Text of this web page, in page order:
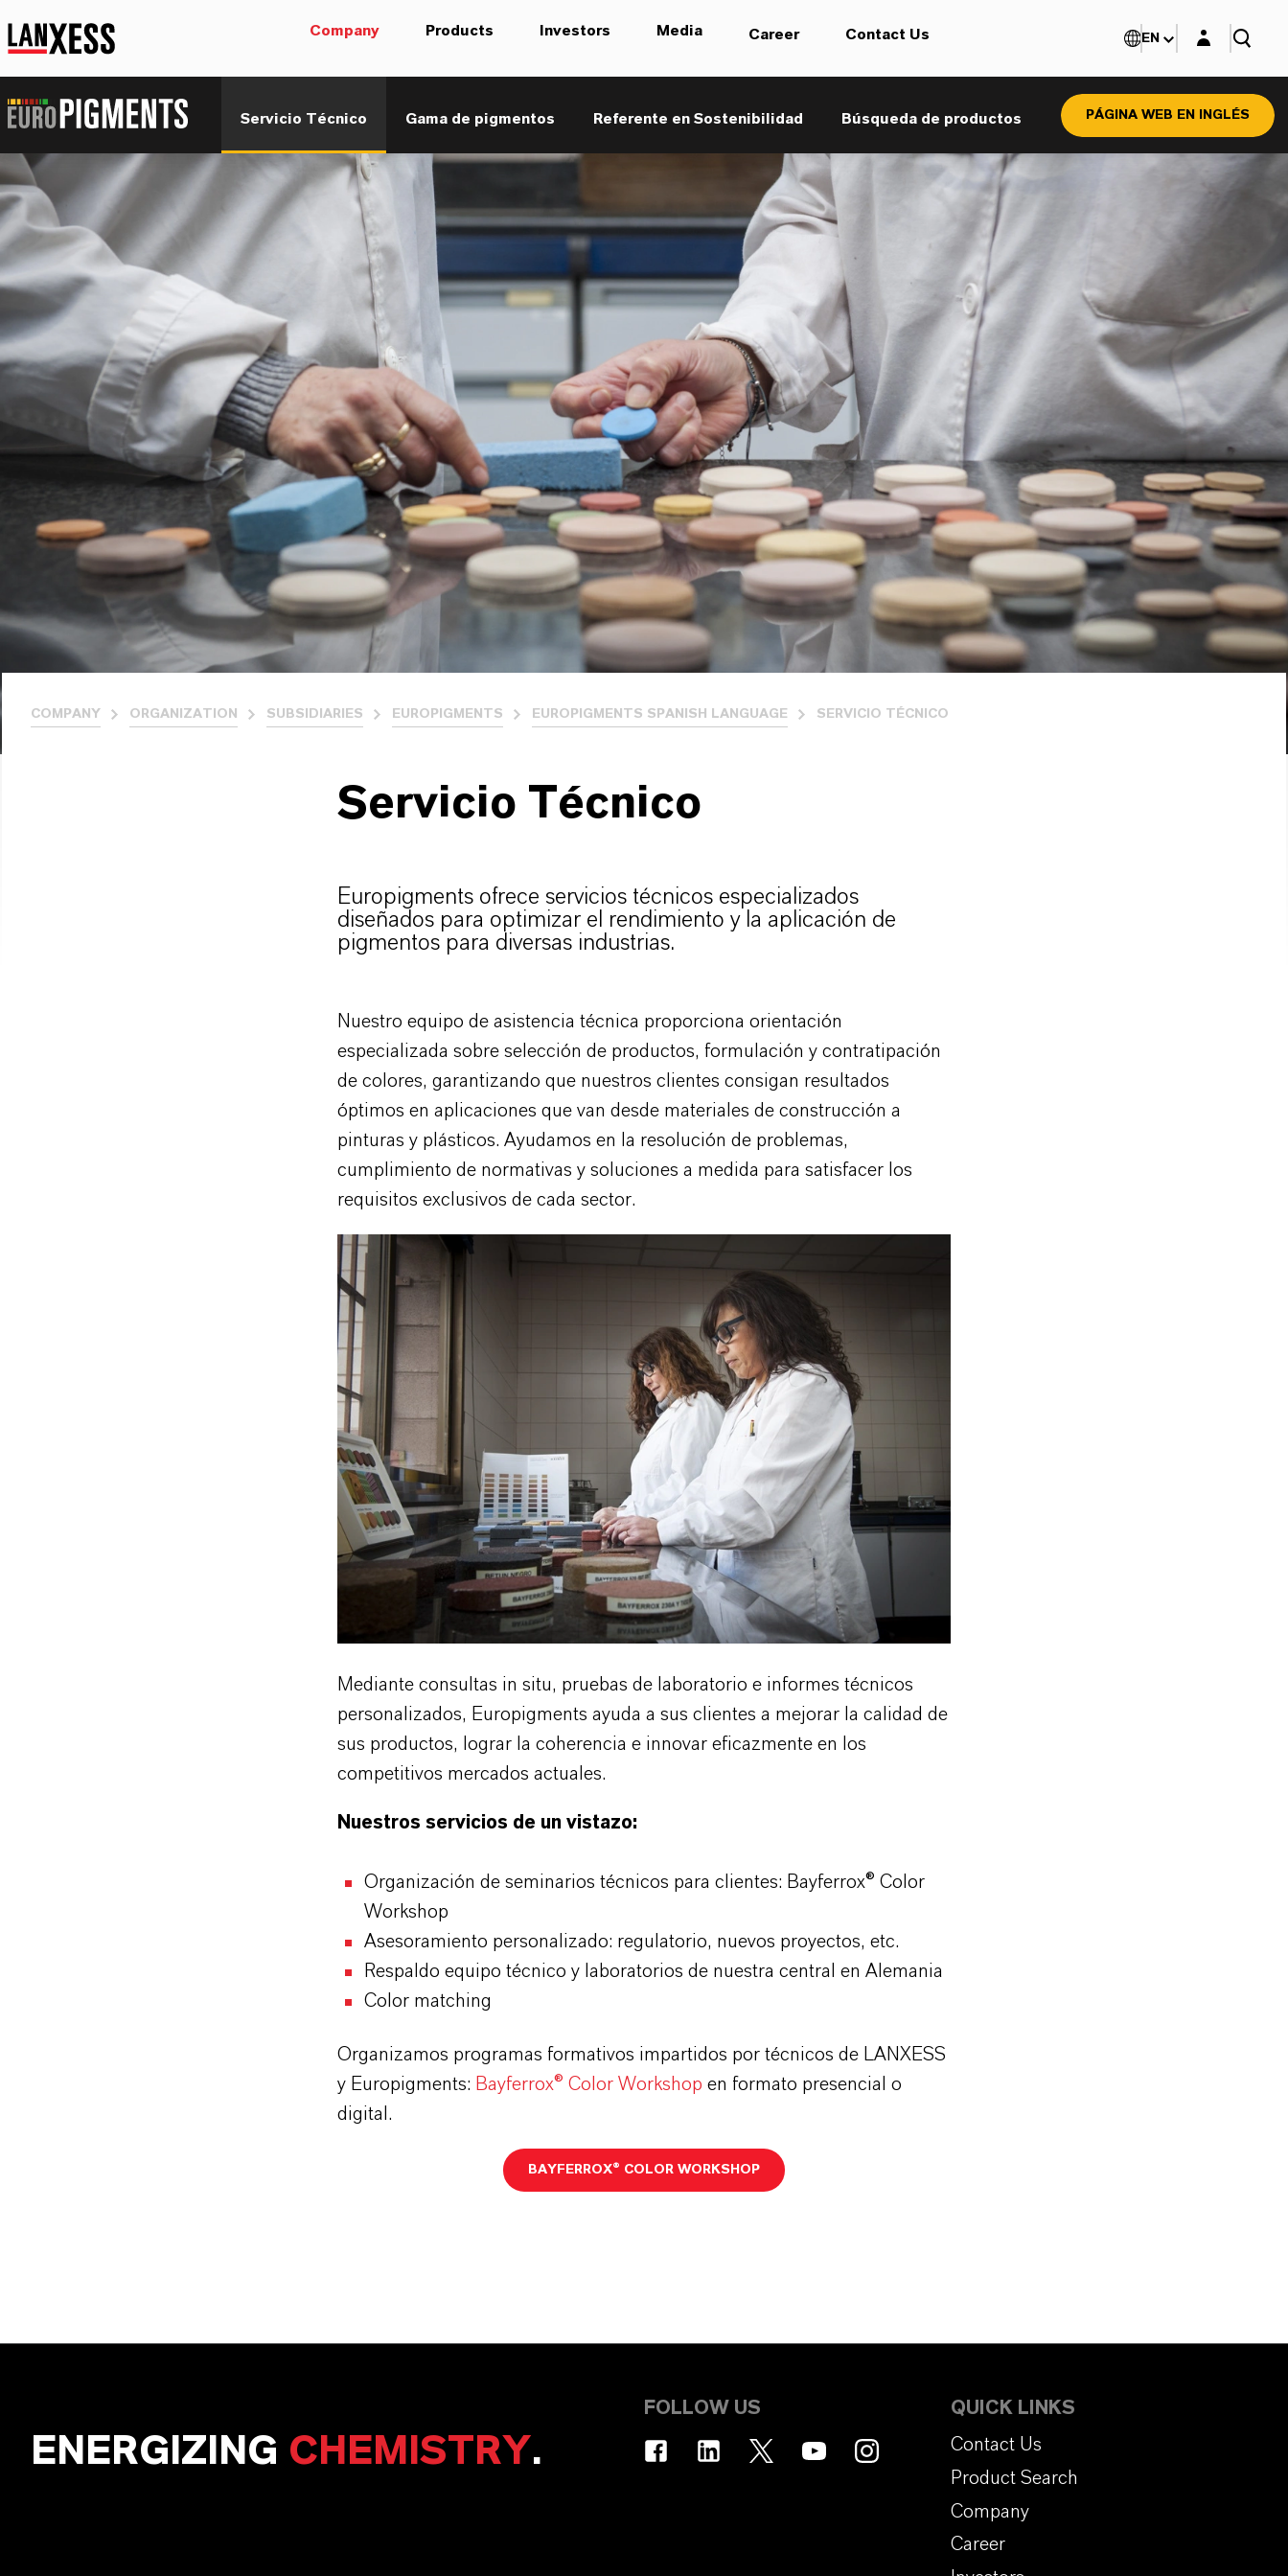
Company Products Investors Media Career Contact Us
Servicio Técnico Gama de pigmentos Referente en Sostenibilidad Búsqueda de productos PÁGINA WEB EN INGLÉS
EN Login layer
COMPANY ORGANIZATION SUBSIDIARIES EUROPIGMENTS EUROPIGMENTS SPANISH LANGUAGE SERVICIO TÉCNICO
Servicio Técnico
Europigments ofrece servicios técnicos especializados
diseñados para optimizar el rendimiento y la aplicación de
pigmentos para diversas industrias.
Nuestro equipo de asistencia técnica proporciona orientación
especializada sobre selección de productos, formulación y contratipación
de colores, garantizando que nuestros clientes consigan resultados
óptimos en aplicaciones que van desde materiales de construcción a
pinturas y plásticos. Ayudamos en la resolución de problemas,
cumplimiento de normativas y soluciones a medida para satisfacer los
requisitos exclusivos de cada sector.
Mediante consultas in situ, pruebas de laboratorio e informes técnicos
personalizados, Europigments ayuda a sus clientes a mejorar la calidad de
sus productos, lograr la coherencia e innovar eficazmente en los
competitivos mercados actuales.
Nuestros servicios de un vistazo:
Organización de seminarios técnicos para clientes: Bayferrox® Color
Workshop
Asesoramiento personalizado: regulatorio, nuevos proyectos, etc.
Respaldo equipo técnico y laboratorios de nuestra central en Alemania
Color matching
Organizamos programas formativos impartidos por técnicos de LANXESS
y Europigments: Bayferrox® Color Workshop en formato presencial o
digital.
BAYFERROX® COLOR WORKSHOP
ENERGIZING CHEMISTRY.
FOLLOW US
QUICK LINKS
Contact Us
Product Search
Company
Career